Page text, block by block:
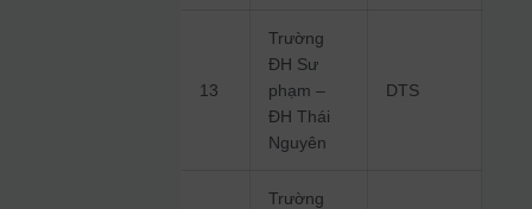
13
Trường
ĐH Sư
phạm –
ĐH Thái
Nguyên
DTS
Trường